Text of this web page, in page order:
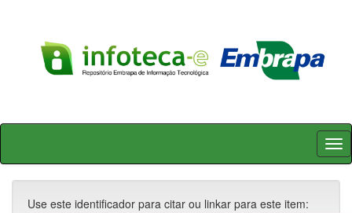
Skip
Use este identificador para citar ou linkar para este item: